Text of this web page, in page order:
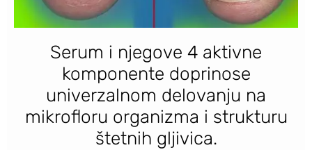
Serum i njegove 4 aktivne
komponente doprinose
univerzalnom delovanju na
mikrofloru organizma i strukturu
štetnih gljivica.